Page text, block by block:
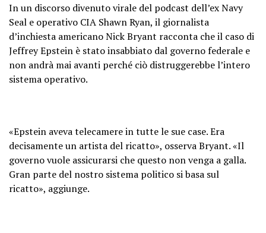
In un discorso divenuto virale del podcast dell’ex Navy
Seal e operativo CIA Shawn Ryan, il giornalista
d’inchiesta americano Nick Bryant racconta che il caso di
Jeffrey Epstein è stato insabbiato dal governo federale e
non andrà mai avanti perché ciò distruggerebbe l’intero
sistema operativo.
«Epstein aveva telecamere in tutte le sue case. Era
decisamente un artista del ricatto», osserva Bryant. «Il
governo vuole assicurarsi che questo non venga a galla.
Gran parte del nostro sistema politico si basa sul
ricatto», aggiunge.